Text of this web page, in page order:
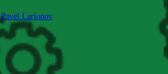
Pavel Larionov